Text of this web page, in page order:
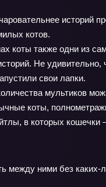
историй
котов.
коты также одни из
Не
свои лапки.
мультиков
коты,
в которых кошечки
между ними без каких-